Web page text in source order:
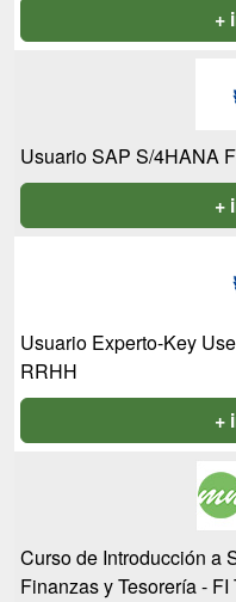
+
Usuario SAP S/4HANA
+
Usuario Experto-Key
RRHH
+
Curso de Introducción a
Finanzas y Tesorería - FI